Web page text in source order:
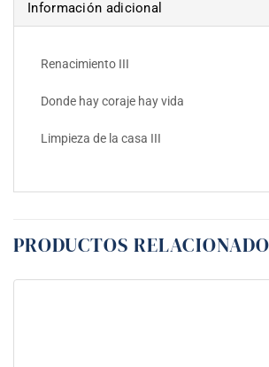
Información adicional
Renacimiento III
Donde hay coraje hay vida
Limpieza de la casa III
PRODUCTOS